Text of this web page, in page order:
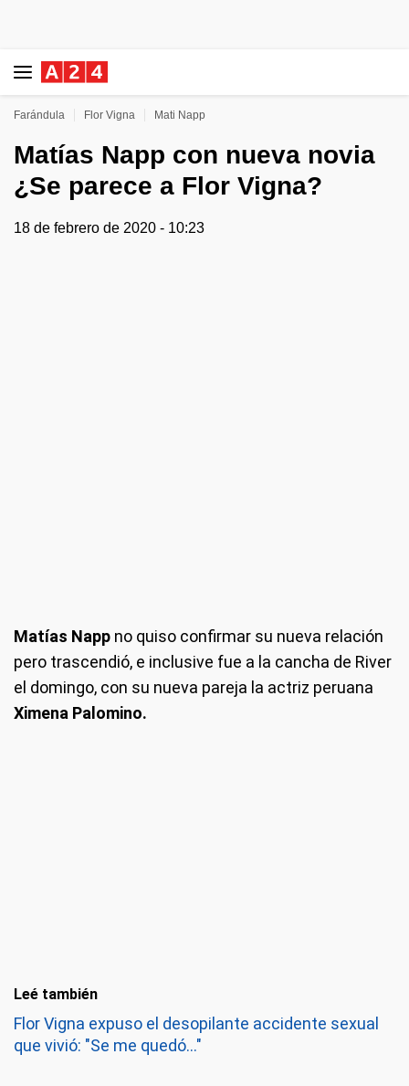
Farándula Flor Vigna Mati Napp
Matías Napp con nueva novia
¿Se parece a Flor Vigna?
18 de febrero de 2020 - 10:23
Matías Napp no quiso confirmar su nueva relación
pero trascendió, e inclusive fue a la cancha de River
el domingo, con su nueva pareja la actriz peruana
Ximena Palomino.
Leé también
Flor Vigna expuso el desopilante accidente sexual
que vivió: "Se me quedó..."